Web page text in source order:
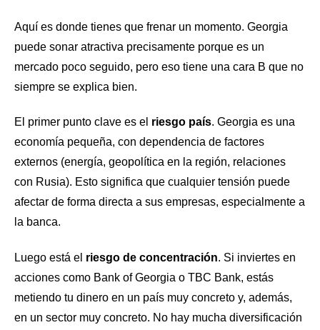
Aquí es donde tienes que frenar un momento. Georgia
puede sonar atractiva precisamente porque es un
mercado poco seguido, pero eso tiene una cara B que no
siempre se explica bien.
El primer punto clave es el riesgo país. Georgia es una
economía pequeña, con dependencia de factores
externos (energía, geopolítica en la región, relaciones
con Rusia). Esto significa que cualquier tensión puede
afectar de forma directa a sus empresas, especialmente a
la banca.
Luego está el riesgo de concentración. Si inviertes en
acciones como Bank of Georgia o TBC Bank, estás
metiendo tu dinero en un país muy concreto y, además,
en un sector muy concreto. No hay mucha diversificación